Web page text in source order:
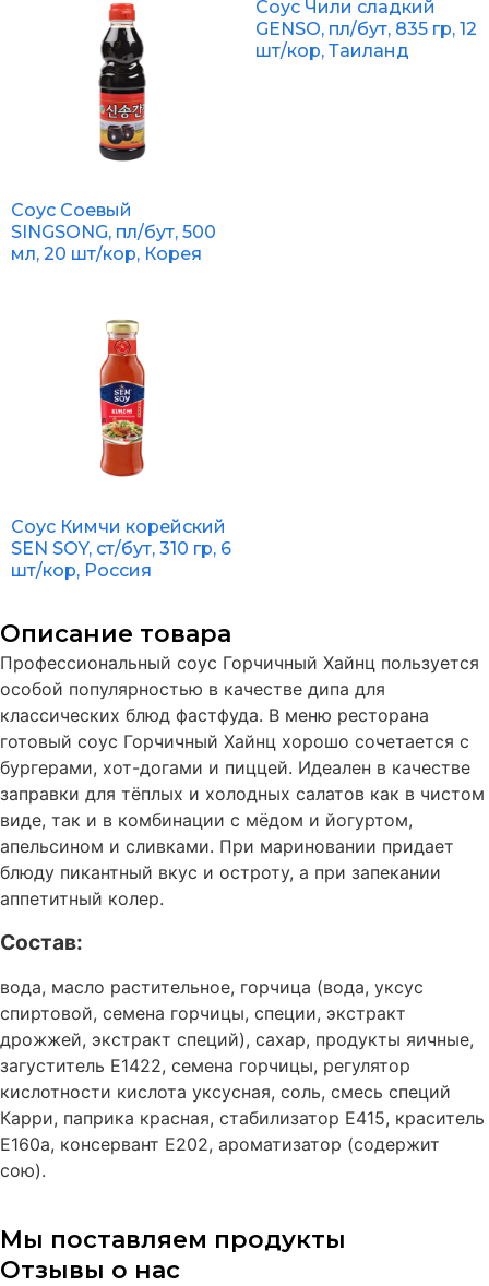
Соус Соевый
SINGSONG, пл/бут, 500
мл, 20 шт/кор, Корея
Соус Чили сладкий
GENSO, пл/бут, 835 гр, 12
шт/кор, Таиланд
Соус Кимчи корейский
SEN SOY, ст/бут, 310 гр, 6
шт/кор, Россия
Описание товара
Профессиональный соус Горчичный Хайнц пользуется
особой популярностью в качестве дипа для
классических блюд фастфуда. В меню ресторана
готовый соус Горчичный Хайнц хорошо сочетается с
бургерами, хот-догами и пиццей. Идеален в качестве
заправки для тёплых и холодных салатов как в чистом
виде, так и в комбинации с мёдом и йогуртом,
апельсином и сливками. При мариновании придает
блюду пикантный вкус и остроту, а при запекании
аппетитный колер.
Состав:
вода, масло растительное, горчица (вода, уксус
спиртовой, семена горчицы, специи, экстракт
дрожжей, экстракт специй), сахар, продукты яичные,
загуститель Е1422, семена горчицы, регулятор
кислотности кислота уксусная, соль, смесь специй
Карри, паприка красная, стабилизатор Е415, краситель
Е160а, консервант Е202, ароматизатор (содержит
сою).
Мы поставляем продукты
Отзывы о нас